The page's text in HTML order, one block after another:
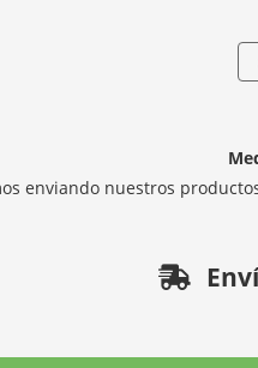
enviando nuestros